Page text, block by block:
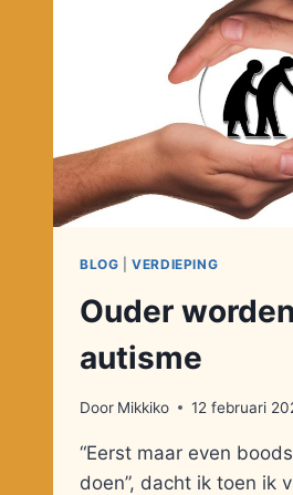
VROUWEN
GEÏNTERVIEWD
ONDER
IK
BLOG |VERDIEPING
Ouder
autisme
Door Mikkiko 12 februari
“Eerst maar even
doen”, dacht ik toen ik